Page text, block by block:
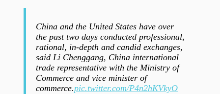
China and the United States have over
the past two days conducted professional,
rational, in-depth and candid exchanges,
said Li Chenggang, China international
trade representative with the Ministry of
Commerce and vice minister of
commerce.pic.twitter.com/P4n2hKVkyO